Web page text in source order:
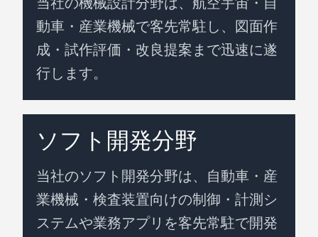
動車・産業機械で客先常駐し、図面作
成・試作評価・改良提案まで迅速に遂
行します。
ソフト開発分野
当社のソフト開発分野は、自動車・産
業機械・検査装置向けの制御・計測シ
ステムや業務アプリを客先常駐で開発